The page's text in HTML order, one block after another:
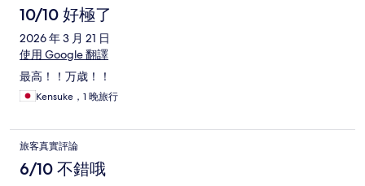
10/10 好極了
2026 年 3 月 21 日
使用 Google 翻譯
最高！！万歳！！
Kensuke，1 晚旅行
旅客真實評論
6/10 不錯哦